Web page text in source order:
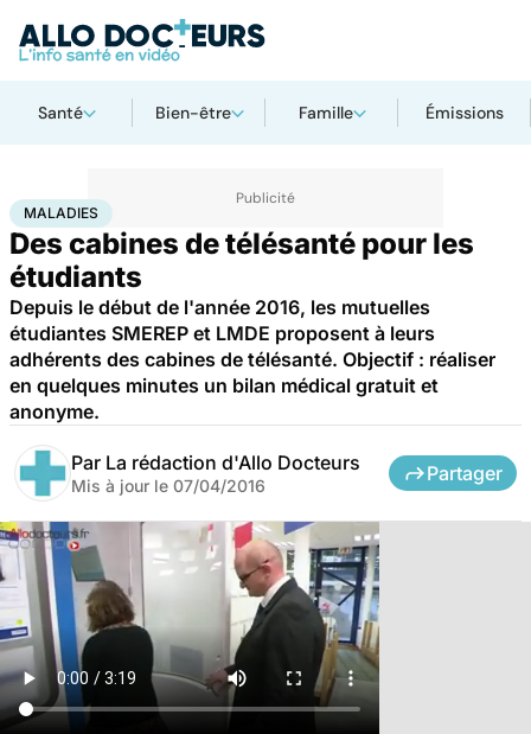
Santé Bien-être Famille Émissions
AccueilSanté Maladies
MALADIES
Des cabines de télésanté pour les
étudiants
Depuis le début de l'année 2016, les mutuelles
étudiantes SMEREP et LMDE proposent à leurs
adhérents des cabines de télésanté. Objectif : réaliser
en quelques minutes un bilan médical gratuit et
anonyme.
Par La rédaction d'Allo Docteurs
Mis à jour le 07/04/2016
Partager